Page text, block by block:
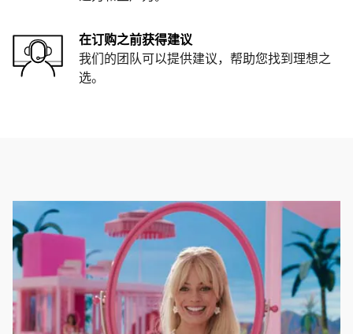
在订购之前获得建议
我们的团队可以提供建议，帮助您找到理想之
选。